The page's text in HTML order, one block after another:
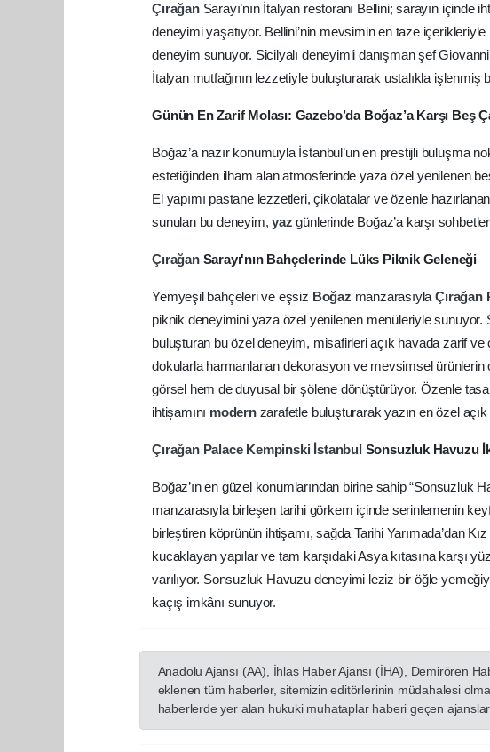
Çırağan Sarayı’nın İtalyan restoranı Bellini; sarayın
deneyimi yaşatıyor. Bellini’nin mevsimin en taze
deneyim sunuyor. Sicilyalı deneyimli danışman şef
İtalyan mutfağının lezzetiyle buluşturarak ustalıkla
Günün En Zarif Molası: Gazebo’da Boğaz’a Karşı Beş
Boğaz’a nazır konumuyla İstanbul’un en prestijli buluşma
estetiğinden ilham alan atmosferinde yaza özel yenilenen
El yapımı pastane lezzetleri, çikolatalar ve özenle
sunulan bu deneyim,yazgünlerinde Boğaz’a karşı
Çırağan Sarayı'nın Bahçelerinde Lüks Piknik Geleneği
Yemyeşil bahçeleri ve eşsiz Boğaz manzarasıylaÇırağan
piknik deneyimini yaza özel yenilenen menüleriyle sunuyor.
buluşturan bu özel deneyim, misafirleri açık havada zarif
dokularla harmanlanan dekorasyon ve mevsimsel
görsel hem de duyusal bir şölene dönüştürüyor. Özenle
ihtişamını modern zarafetle buluşturarak yazın en özel
Çırağan Palace Kempinski İstanbul Sonsuzluk Havuzu
Boğaz’ın en güzel konumlarından birine sahip “Sonsuzluk
manzarasıyla birleşen tarihi görkem içinde serinlemenin
birleştiren köprünün ihtişamı, sağda Tarihi Yarımada’dan
kucaklayan yapılar ve tam karşıdaki Asya kıtasına karşı
varılıyor. Sonsuzluk Havuzu deneyimi leziz bir öğle
kaçış imkânı sunuyor.
Anadolu Ajansı (AA), İhlas Haber Ajansı (İHA), Demirören
eklenen tüm haberler, sitemizin editörlerinin müdahalesi
haberlerde yer alan hukuki muhataplar haberi geçen